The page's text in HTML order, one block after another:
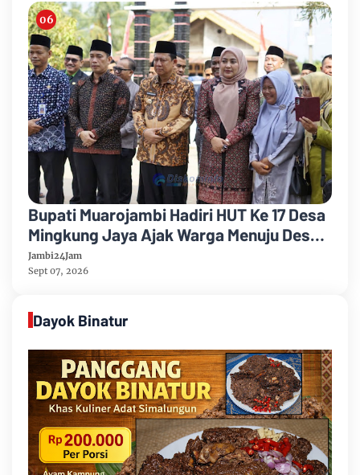
Bupati Muarojambi Hadiri HUT Ke 17 Desa
Mingkung Jaya Ajak Warga Menuju Desa
Mandiri 2026
Jambi24Jam
Sept 07, 2026
Dayok Binatur